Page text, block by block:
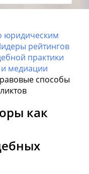
юридическим
рейтингов
практики
медиации
способы
как